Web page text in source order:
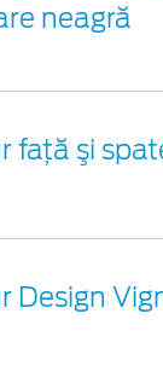
neagră
faţă şi
Design